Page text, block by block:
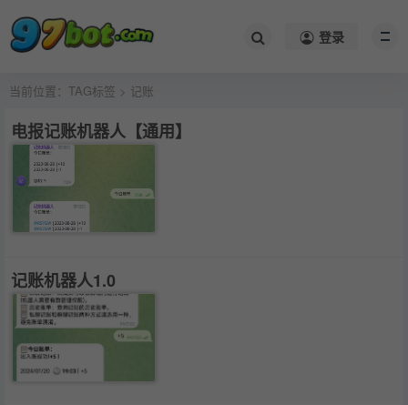
登录
当前位置： TAG标签 > 记账
电报记账机器人【通用】
记账机器人1.0